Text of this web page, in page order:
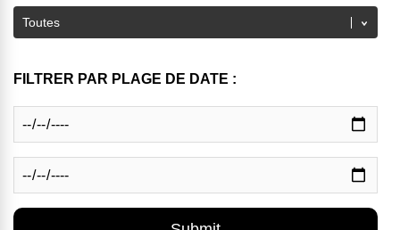
FILTRER PAR PLAGE DE DATE :